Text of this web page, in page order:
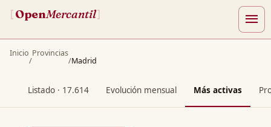
[OpenMercantil] menu
Inicio
/
Provincias
/Madrid
Listado · 17.614 Evolución mensual Más activas